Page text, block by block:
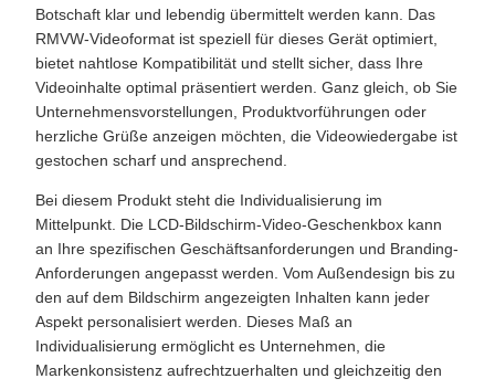
Botschaft klar und lebendig übermittelt werden kann. Das
RMVW-Videoformat ist speziell für dieses Gerät optimiert,
bietet nahtlose Kompatibilität und stellt sicher, dass Ihre
Videoinhalte optimal präsentiert werden. Ganz gleich, ob Sie
Unternehmensvorstellungen, Produktvorführungen oder
herzliche Grüße anzeigen möchten, die Videowiedergabe ist
gestochen scharf und ansprechend.
Bei diesem Produkt steht die Individualisierung im
Mittelpunkt. Die LCD-Bildschirm-Video-Geschenkbox kann
an Ihre spezifischen Geschäftsanforderungen und Branding-
Anforderungen angepasst werden. Vom Außendesign bis zu
den auf dem Bildschirm angezeigten Inhalten kann jeder
Aspekt personalisiert werden. Dieses Maß an
Individualisierung ermöglicht es Unternehmen, die
Markenkonsistenz aufrechtzuerhalten und gleichzeitig den